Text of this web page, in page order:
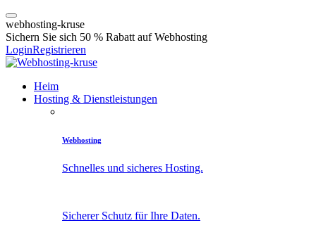
webhosting-kruse
Sichern Sie sich 50 % Rabatt auf Webhosting
LoginRegistrieren
Heim
Hosting & Dienstleistungen
Webhosting
Schnelles und sicheres Hosting.
Sicherer Schutz für Ihre Daten.